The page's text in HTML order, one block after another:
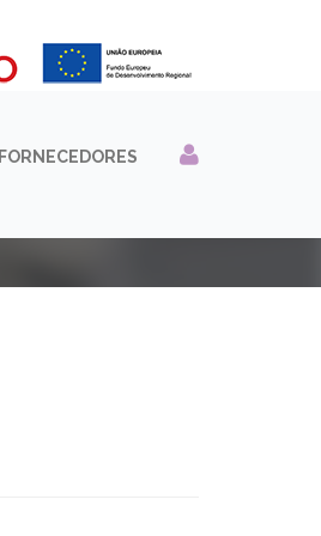
FORNECEDORES